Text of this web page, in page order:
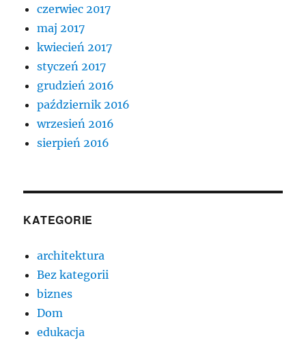
czerwiec 2017
maj 2017
kwiecień 2017
styczeń 2017
grudzień 2016
październik 2016
wrzesień 2016
sierpień 2016
KATEGORIE
architektura
Bez kategorii
biznes
Dom
edukacja